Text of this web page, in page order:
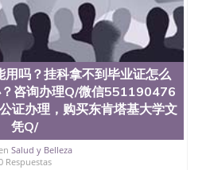
用吗？挂科拿不到毕业证怎么
咨询办理Q/微信551190476
证办理，购买东肯塔基大学文
凭Q/
Salud y Belleza
Respuestas